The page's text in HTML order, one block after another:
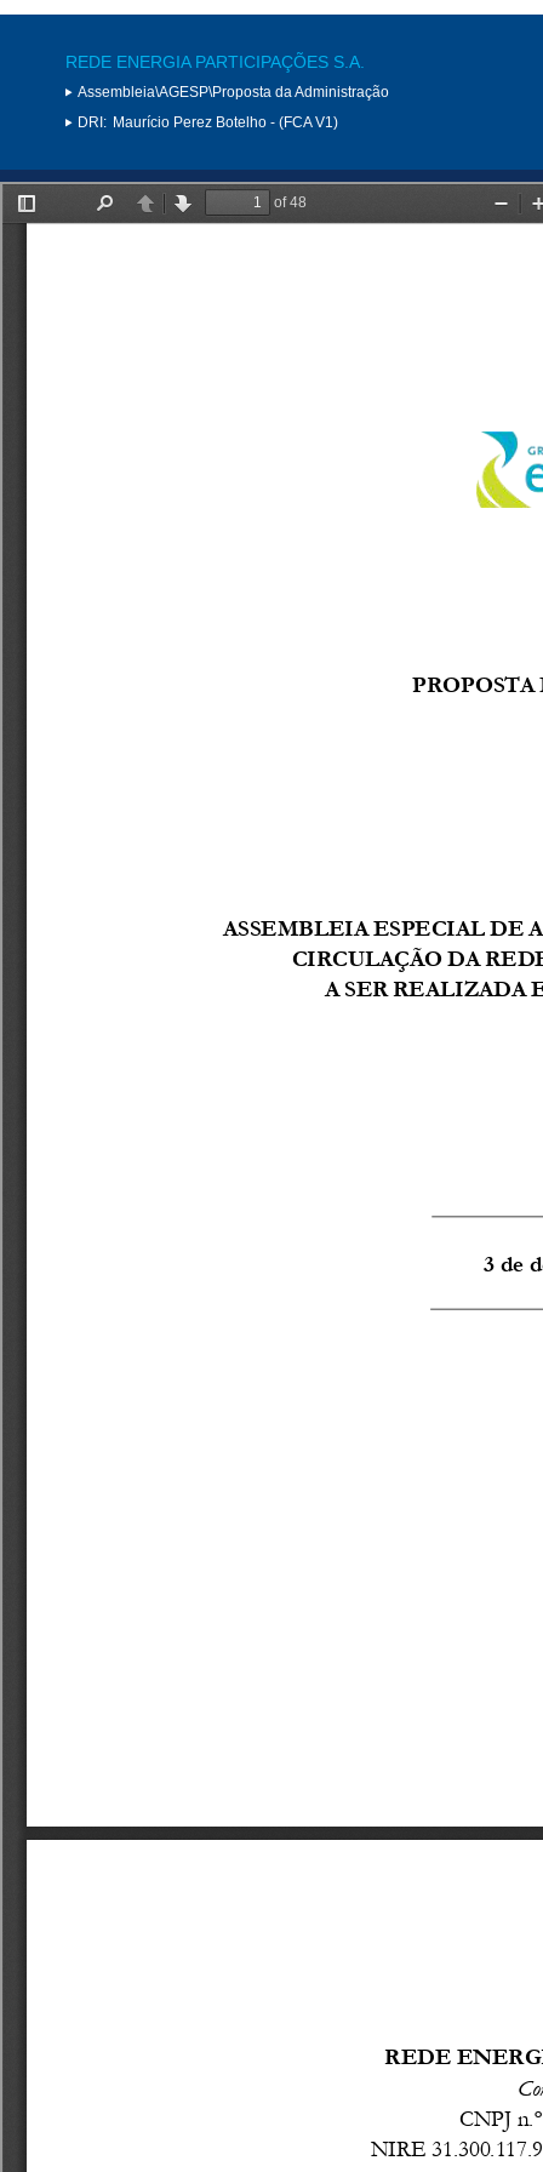
REDE ENERGIA PARTICIPAÇÕES S.A.
Assembleia\AGESP\Proposta da Administração
DRI: Maurício Perez Botelho - (FCA V1)